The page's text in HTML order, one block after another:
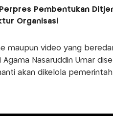
Pembentukan
Organisasi
maupun video yang
Nasaruddin Umar
akan dikelola